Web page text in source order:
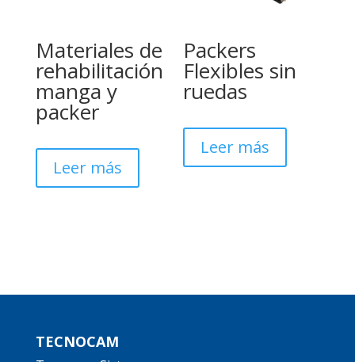
Materiales de
rehabilitación
manga y
packer
Leer más
Packers
Flexibles sin
ruedas
Leer más
TECNOCAM